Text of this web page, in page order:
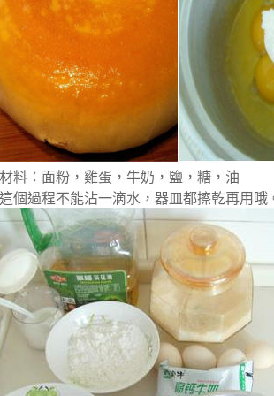
料：面粉，雞蛋，牛奶，鹽，糖，油
個過程不能沾一滴水，器皿都擦乾再用哦